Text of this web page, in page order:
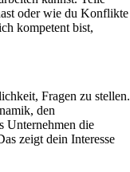
oder wie du Konflikte
kompetent bist,
Fragen zu stellen.
den
Unternehmen die
zeigt dein Interesse